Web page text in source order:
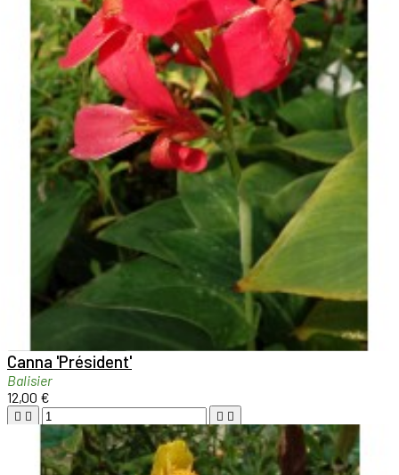
Canna 'Président'
Balisier
12,00 €
   
Ajouter au panier